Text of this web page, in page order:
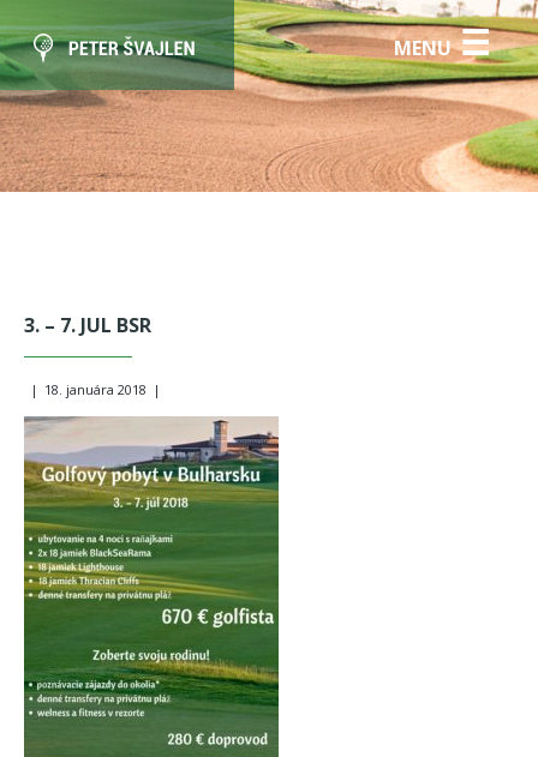
MENU☰
3. – 7. JUL BSR
| 18. januára 2018 |